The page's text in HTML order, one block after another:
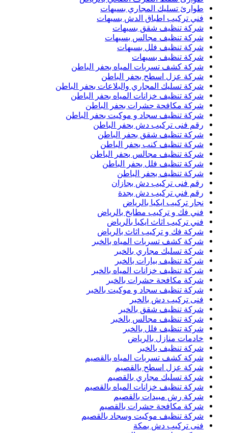
طوارئ تسليك المجاري بسيهات
فني تركيب اطباق الدش بسيهات
شركة تنظيف شقق بسيهات
شركة تنظيف مجالس بسيهات
شركة تنظيف فلل بسيهات
شركة تنظيف بسيهات
شركة كشف تسربات المياه بحفر الباطن
شركة عزل اسطح بحفر الباطن
شركة تسليك المجاري والبلاعات بحفر الباطن
شركة تنظيف خزانات المياه بحفر الباطن
شركة مكافحة حشرات بحفر الباطن
شركة تنظيف سجاد و موكيت بحفر الباطن
رقم فنى تركيب دش بحفر الباطن
شركة تنظيف شقق بحفر الباطن
شركة تنظيف كنب بحفر الباطن
شركة تنظيف مجالس بحفر الباطن
شركة تنظيف فلل بحفر الباطن
شركة تنظيف بحفر الباطن
رقم فنى تركيب دش بجازان
رقم فني تركيب دش بجدة
نجار تركيب ايكيا بالرياض
فني فك و تركيب مطابخ بالرياض
فني تركيب اثاث ايكيا بالرياض
شركة فك و تركيب اثاث بالرياض
شركة كشف تسربات المياه بالخبر
شركة تسليك مجاري بالخبر
شركة تنظيف بيارات بالخبر
شركة تنظيف خزانات المياه بالخبر
شركة مكافحة حشرات بالخبر
شركة تنظيف سجاد و موكيت بالخبر
فنى تركيب دش بالخبر
شركة تنظيف شقق بالخبر
شركة تنظيف مجالس بالخبر
شركة تنظيف فلل بالخبر
خادمات منازل بالرياض
شركة تنظيف بالخبر
شركة كشف تسربات المياه بالقصيم
شركة عزل اسطح بالقصيم
شركة تسليك مجاري بالقصيم
شركة تنظيف خزانات المياه بالقصيم
شركة رش مبيدات بالقصيم
شركة مكافحة حشرات بالقصيم
شركة تنظيف موكيت وسجاد بالقصيم
فنى تركيب دش بمكة